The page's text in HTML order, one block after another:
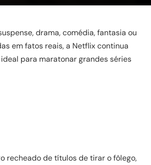
drama, comédia, fantasia ou
em fatos reais, a Netflix continua
para maratonar grandes séries
recheado de títulos de tirar o fôlego,